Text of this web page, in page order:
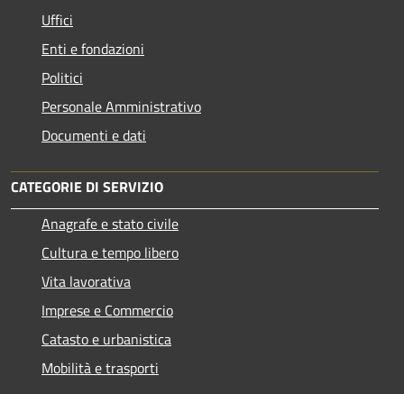
Uffici
Enti e fondazioni
Politici
Personale Amministrativo
Documenti e dati
CATEGORIE DI SERVIZIO
Anagrafe e stato civile
Cultura e tempo libero
Vita lavorativa
Imprese e Commercio
Catasto e urbanistica
Mobilità e trasporti